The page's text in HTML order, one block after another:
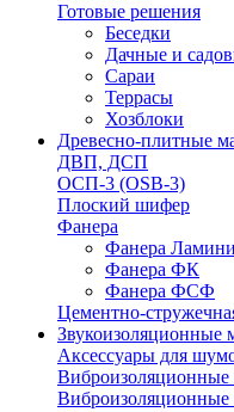
Готовые решения
Беседки
Дачные и
Сараи
Террасы
Хозблоки
Древесно-плитные
ДВП, ДСП
ОСП-3 (OSB-3)
Плоский шифер
Фанера
Фанера
Фанера ФК
Фанера ФСФ
Цементно-
Звукоизоляционные
Аксессуары для
Виброизоляционные